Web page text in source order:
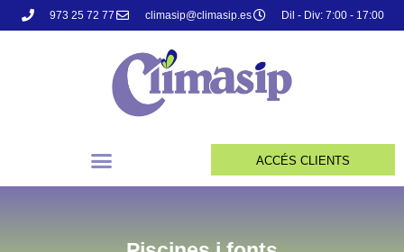
973 25 72 77 climasip@climasip.es Dil - Div: 7:00 - 17:00
ACCÉS CLIENTS